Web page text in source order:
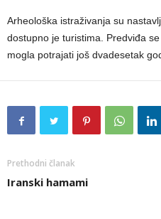
Arheološka istraživanja su
dostupno je turistima. Predviđa
mogla potrajati još dvadesetak
Prethodni članak
Iranski hamami